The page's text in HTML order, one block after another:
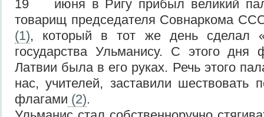
19 июня в Ригу прибыл великий
товарищ председателя Совнаркома
(1), который в тот же день сделал
государства Ульманису. С этого дня
Латвии была в его руках. Речь этого
нас, учителей, заставили шествовать
флагами (2).